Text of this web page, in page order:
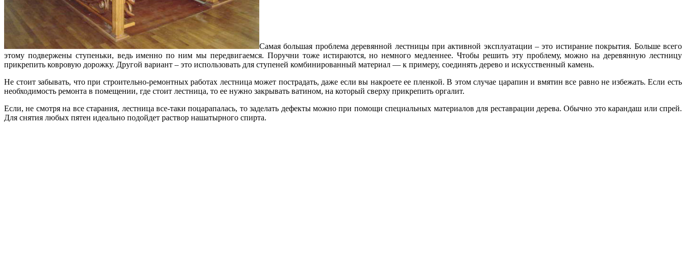
Самая большая проблема деревянной лестницы при активной эксплуатации – это истирание покрытия. Больше всего
этому подвержены ступеньки, ведь именно по ним мы передвигаемся. Поручни тоже истираются, но немного медленнее. Чтобы решить эту проблему, можно на деревянную лестницу
прикрепить ковровую дорожку. Другой вариант – это использовать для ступеней комбинированный материал — к примеру, соединять дерево и искусственный камень.
Не стоит забывать, что при строительно-ремонтных работах лестница может пострадать, даже если вы накроете ее пленкой. В этом случае царапин и вмятин все равно не избежать. Если есть
необходимость ремонта в помещении, где стоит лестница, то ее нужно закрывать ватином, на который сверху прикрепить оргалит.
Если, не смотря на все старания, лестница все-таки поцарапалась, то заделать дефекты можно при помощи специальных материалов для реставрации дерева. Обычно это карандаш или спрей.
Для снятия любых пятен идеально подойдет раствор нашатырного спирта.